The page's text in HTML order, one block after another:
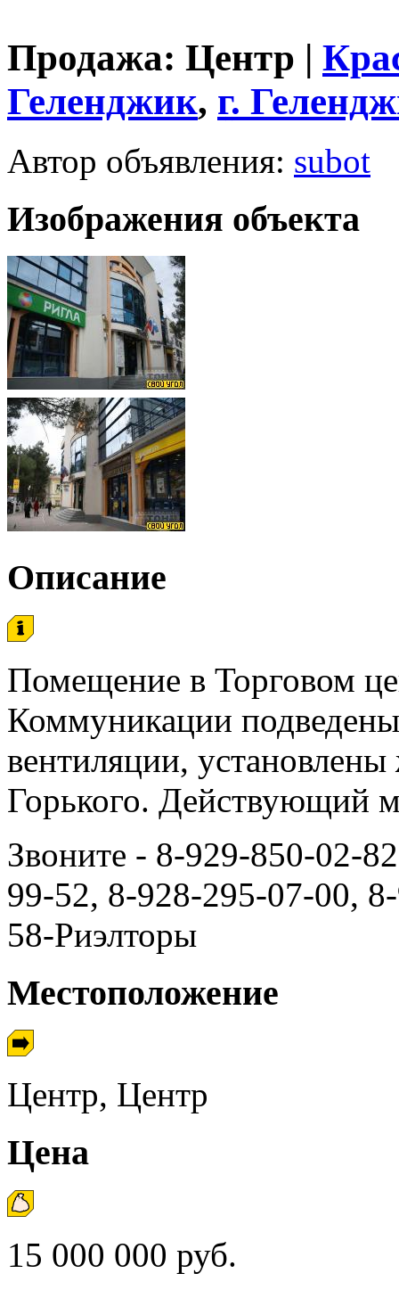
Продажа: Центр |
Геленджик, г.
Автор объявления: subot
Изображения объекта
Описание
Помещение в Торговом
Коммуникации
вентиляции,
Горького. Действующий
Звоните - 8-929-850-02-
99-52, 8-928-295-07-00,
58-Риэлторы
Местоположение
Центр, Центр
Цена
15 000 000 руб.